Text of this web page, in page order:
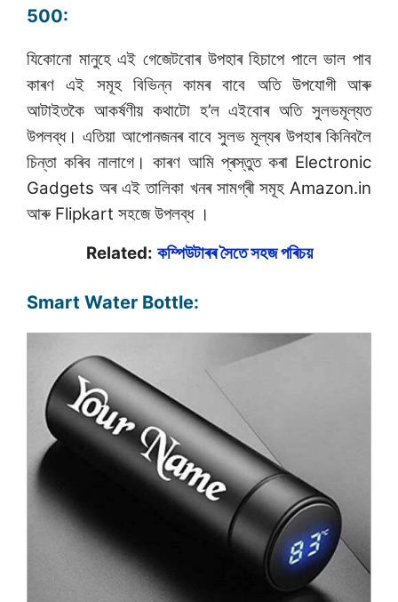
500:
যিকোনো মানুহে এই গেজেটবোৰ উপহাৰ হিচাপে পালে ভাল পাব
কাৰণ এই সমূহ বিভিন্ন কামৰ বাবে অতি উপযোগী আৰু
আটাইতকৈ আকৰ্ষণীয় কথাটো হ’ল এইবোৰ অতি সুলভমূল্যত
উপলব্ধ। এতিয়া আপোনজনৰ বাবে সুলভ মূল্যৰ উপহাৰ কিনিবলৈ
চিন্তা কৰিব নালাগে। কাৰণ আমি প্ৰস্তুত কৰা Electronic
Gadgets অৰ এই তালিকা খনৰ সামগ্ৰী সমূহ Amazon.in
আৰু Flipkart সহজে উপলব্ধ ।
Related: কম্পিউটাৰৰ সৈতে সহজ পৰিচয়
Smart Water Bottle: